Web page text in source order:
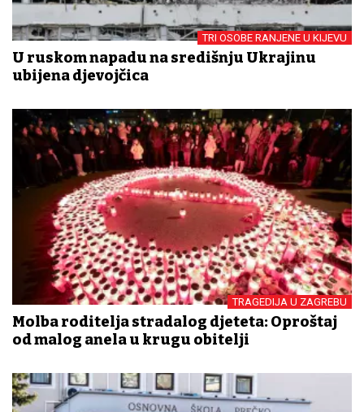
TRI OSOBE RANJENE U KIJEVU
U ruskom napadu na središnju Ukrajinu
ubijena djevojčica
TRAGEDIJA U ZAGREBU
Molba roditelja stradalog djeteta: Oproštaj
od malog anđela u krugu obitelji